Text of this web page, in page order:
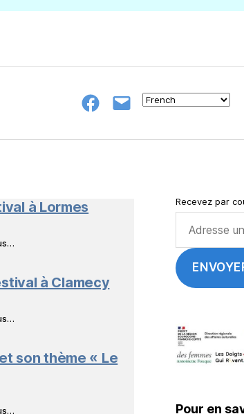
GroupeE-
à Lormes
à Clamecy
son thème « Le
Recevez par
Pour en